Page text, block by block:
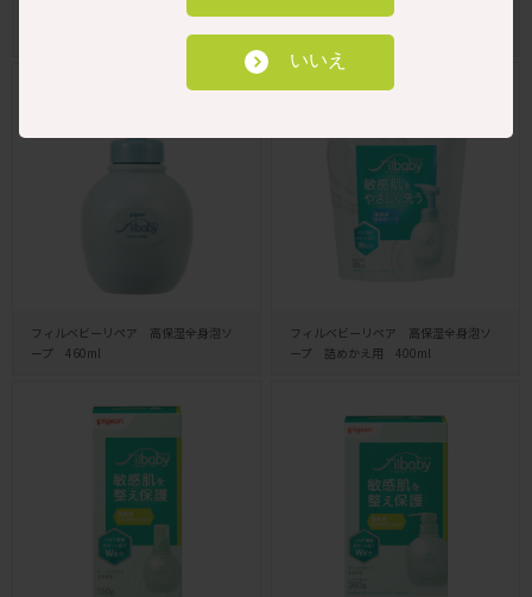
ベビーミルクローション うるおいプ
ベビークリーム 50g
フィルベビーリペア 高保湿全身泡ソ
ープ 460ml
フィルベビーリペア 高保湿全身泡ソ
ープ 詰めかえ用 400ml
いいえ